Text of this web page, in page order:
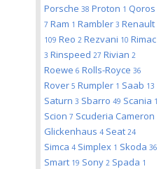
Porsche 38 Proton 1 Qoros
7 Ram 1 Rambler 3 Renault
109 Reo 2 Rezvani 10 Rimac
3 Rinspeed 27 Rivian 2
Roewe 6 Rolls-Royce 36
Rover 5 Rumpler 1 Saab 13
Saturn 3 Sbarro 49 Scania 1
Scion 7 Scuderia Cameron
Glickenhaus 4 Seat 24
Simca 4 Simplex 1 Skoda 36
Smart 19 Sony 2 Spada 1